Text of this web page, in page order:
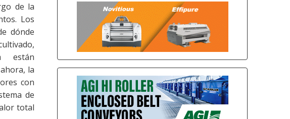
de la
Los
dónde
están
la
con
de
total